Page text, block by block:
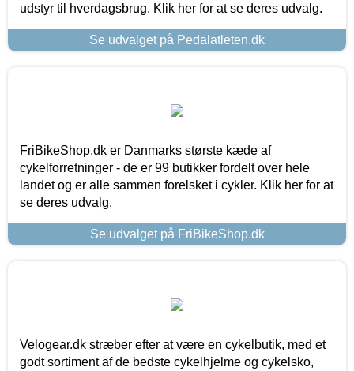
udstyr til hverdagsbrug. Klik her for at se deres udvalg.
Se udvalget på Pedalatleten.dk
FriBikeShop.dk er Danmarks største kæde af
cykelforretninger - de er 99 butikker fordelt over hele
landet og er alle sammen forelsket i cykler. Klik her for at
se deres udvalg.
Se udvalget på FriBikeShop.dk
Velogear.dk stræber efter at være en cykelbutik, med et
godt sortiment af de bedste cykelhjelme og cykelsko,